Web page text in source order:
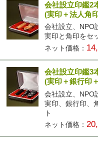
会社設立印鑑2
(実印＋法人角
会社設立、NPO
実印と角印をセ
ネット価格：
会社設立印鑑3
(実印＋銀行印
会社設立、NPO
実印、銀行印、
ト
ネット価格：